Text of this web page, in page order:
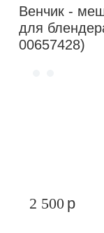
Венчик -
для
00657428)
2 500 p